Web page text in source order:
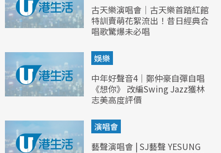
古天樂演唱會｜古天樂首踏紅館
特訓賣萌花絮流出！昔日經典合
唱歌驚爆未必唱
娛樂
中年好聲音4｜鄭仲豪自彈自唱
《想你》 改編Swing Jazz獲林
志美高度評價
演唱會
藝聲演唱會 | SJ藝聲 YESUNG